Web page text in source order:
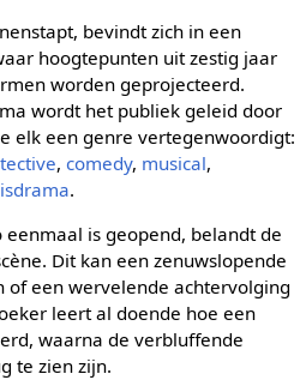
bevindt zich in een
hoogtepunten uit zestig jaar
worden geprojecteerd.
wordt het publiek geleid door
elk een genre vertegenwoordigt:
, comedy, musical,
.
is geopend, belandt de
Dit kan een zenuwslopende
of een wervelende achtervolging
leert al doende hoe een
waarna de verbluffende
te zien zijn.